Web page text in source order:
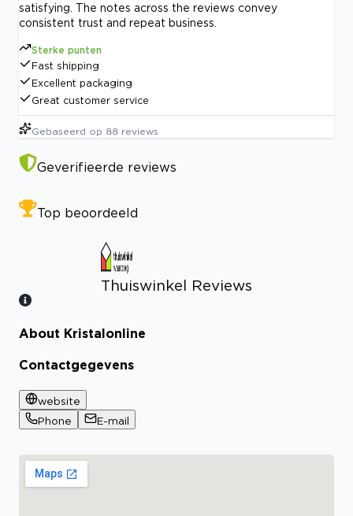
satisfying. The notes across the reviews convey
consistent trust and repeat business.
Sterke punten
Fast shipping
Excellent packaging
Great customer service
Gebaseerd op 88 reviews
Geverifieerde reviews
Top beoordeeld
Thuiswinkel Reviews
Bekijk certificaat
About Kristalonline
Contactgegevens
website
Phone
E-mail